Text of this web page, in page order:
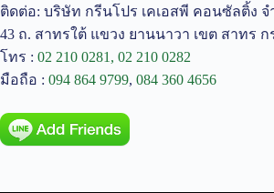
ติดต่อ: บริษัท กรีนโปร เคเอสพี คอนซัลติ้ง จ
43 ถ. สาทรใต้ แขวง ยานนาวา เขต สาทร ก
โทร : 02 210 0281, 02 210 0282
มือถือ : 094 864 9799, 084 360 4656